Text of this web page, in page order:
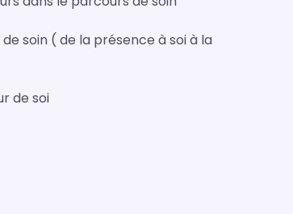
soin ( de la présence à soi à la
de soi